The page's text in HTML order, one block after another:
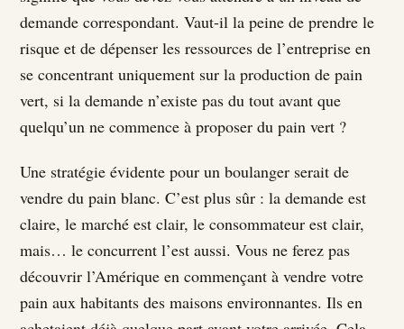
demande correspondant. Vaut-il la peine de prendre le
risque et de dépenser les ressources de l’entreprise en
se concentrant uniquement sur la production de pain
vert, si la demande n’existe pas du tout avant que
quelqu’un ne commence à proposer du pain vert ?
Une stratégie évidente pour un boulanger serait de
vendre du pain blanc. C’est plus sûr : la demande est
claire, le marché est clair, le consommateur est clair,
mais… le concurrent l’est aussi. Vous ne ferez pas
découvrir l’Amérique en commençant à vendre votre
pain aux habitants des maisons environnantes. Ils en